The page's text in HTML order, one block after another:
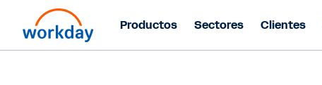
Productos Sectores Clientes